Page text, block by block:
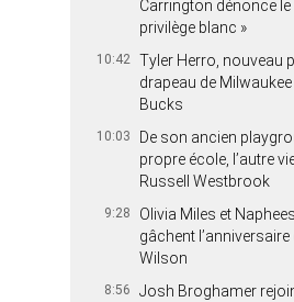
Carrington dénonce le
privilège blanc »
10:42 Tyler Herro, nouveau
drapeau de Milwaukee
Bucks
10:03
De son ancien
propre école, l’autre
Russell Westbrook
9:28
Olivia Miles et
gâchent l’anniversaire
Wilson
8:56
Josh Broghamer